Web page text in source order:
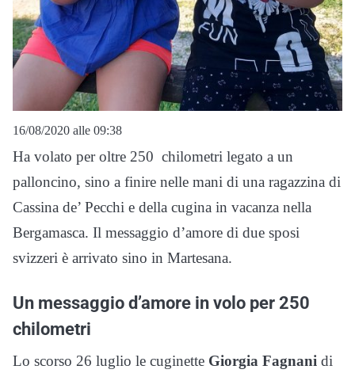
16/08/2020 alle 09:38
Ha volato per oltre 250 chilometri legato a un
palloncino, sino a finire nelle mani di una ragazzina di
Cassina de’ Pecchi e della cugina in vacanza nella
Bergamasca. Il messaggio d’amore di due sposi
svizzeri è arrivato sino in Martesana.
Un messaggio d’amore in volo per 250
chilometri
Lo scorso 26 luglio le cuginette Giorgia Fagnani di